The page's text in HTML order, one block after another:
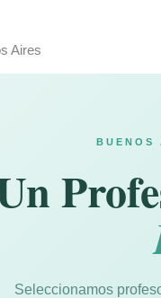
Aires
BUENOS
Seleccionamos